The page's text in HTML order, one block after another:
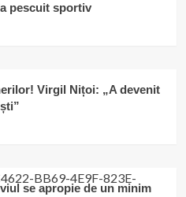
pescuit sportiv
Virgil Nițoi: „A devenit
se apropie de un minim